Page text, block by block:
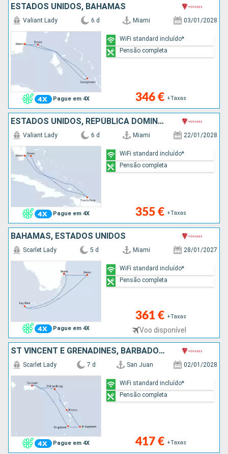
ESTADOS UNIDOS, BAHAMAS
Pague em 4X
Valiant Lady 6 d Miami 03/01/2028
346 € +Taxas
WiFi standard incluído*
Pensão completa
ESTADOS UNIDOS, REPÚBLICA DOMINICANA, BAHAMAS
Pague em 4X
Valiant Lady 6 d Miami 22/01/2028
355 € +Taxas
WiFi standard incluído*
Pensão completa
BAHAMAS, ESTADOS UNIDOS
Pague em 4X
Scarlet Lady 5 d Miami 28/01/2027
361 € +Taxas
Voo disponível
WiFi standard incluído*
Pensão completa
ST VINCENT E GRENADINES, BARBADOS, DOMINICA, SÃO MARTINHO, PORTO RICO
Pague em 4X
Scarlet Lady 7 d San Juan 02/01/2028
417 € +Taxas
WiFi standard incluído*
Pensão completa